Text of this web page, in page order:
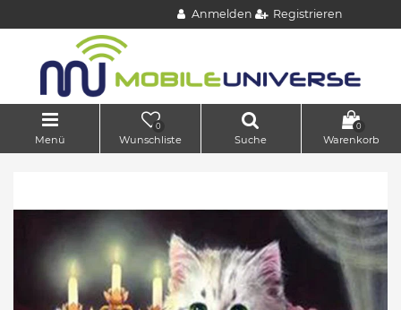
Anmelden Registrieren
Menü
0
Wunschliste Suche
0
Warenkorb